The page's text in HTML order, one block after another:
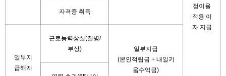
정이율
적용 이
자 지급
자격증 취득
일부지
급해지
근로능력상실(질병/
부상)
일부지급
(본인적립금 + 내일키
움수익금)